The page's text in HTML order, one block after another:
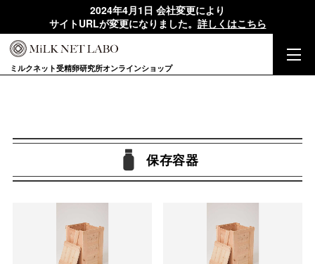
2024年4月1日 会社変更により
サイトURLが変更になりました。 詳しくはこちら
ミルクネット受精卵研究所オンラインショップ
保存容器